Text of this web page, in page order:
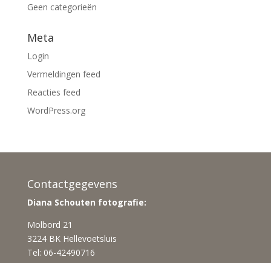
Geen categorieën
Meta
Login
Vermeldingen feed
Reacties feed
WordPress.org
Contactgegevens
Diana Schouten fotografie:
Molbord 21
3224 BK Hellevoetsluis
Tel: 06-42490716